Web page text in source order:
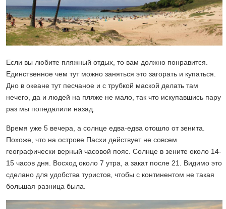
Если вы любите пляжный отдых, то вам должно понравится.
Единственное чем тут можно заняться это загорать и купаться.
Дно в океане тут песчаное и с трубкой маской делать там
нечего, да и людей на пляже не мало, так что искупавшись пару
раз мы попедалили назад.
Время уже 5 вечера, а солнце едва-едва отошло от зенита.
Похоже, что на острове Пасхи действует не совсем
географически верный часовой пояс. Солнце в зените около 14-
15 часов дня. Восход около 7 утра, а закат после 21. Видимо это
сделано для удобства туристов, чтобы с континентом не такая
большая разница была.